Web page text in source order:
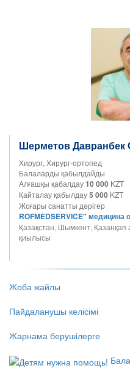
Шерметов Давранбек
Хирург, Хирург-ортопед
Балаларды қабылдайды
Алғашқы қабалдау10 000 KZT
Қайталау қабылдау5 000 KZT
Жоғары санатты дәрігер
ROFMEDSERVICE" медицина
Қазақстан, Шымкент, Қазанқап
қиылысы
Жоба жайлы
Пайдаланушы келісімі
Жарнама берушілерге